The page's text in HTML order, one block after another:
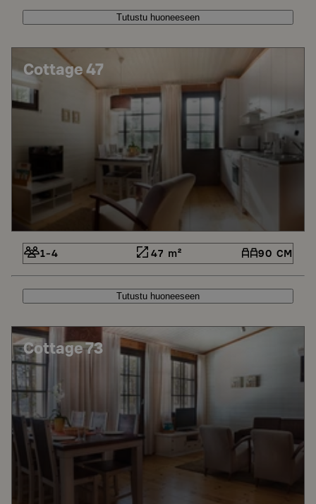
Tutustu huoneeseen
Cottage 47
1-4 47 m² 90 CM
Tutustu huoneeseen
Cottage 73